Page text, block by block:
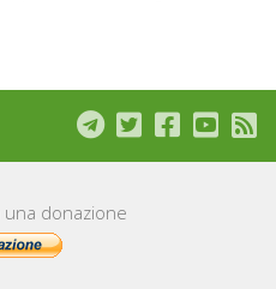
donazione